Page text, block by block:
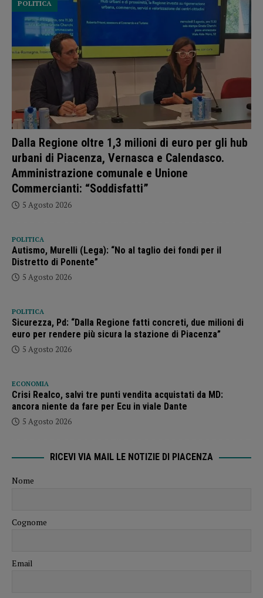
Dalla Regione oltre 1,3 milioni di euro per gli hub
urbani di Piacenza, Vernasca e Calendasco.
Amministrazione comunale e Unione
Commercianti: “Soddisfatti”
POLITICA
5 Agosto 2026
POLITICA
Autismo, Murelli (Lega): “No al taglio dei fondi per il
Distretto di Ponente”
5 Agosto 2026
POLITICA
Sicurezza, Pd: “Dalla Regione fatti concreti, due milioni di
euro per rendere più sicura la stazione di Piacenza”
5 Agosto 2026
ECONOMIA
Crisi Realco, salvi tre punti vendita acquistati da MD:
ancora niente da fare per Ecu in viale Dante
5 Agosto 2026
RICEVI VIA MAIL LE NOTIZIE DI PIACENZA
Nome
Cognome
Email